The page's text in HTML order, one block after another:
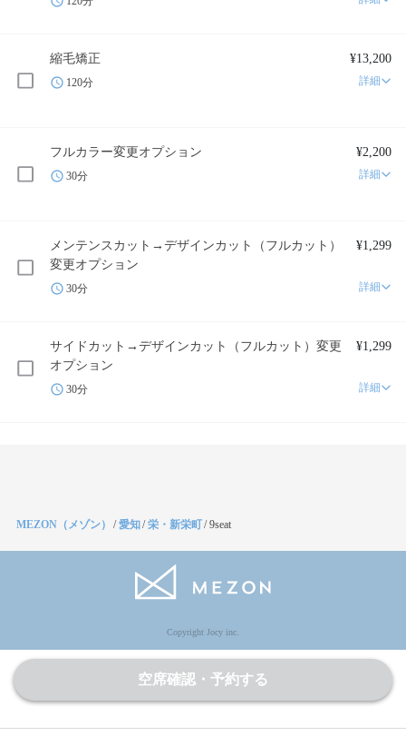
縮毛矯正 ¥13,200
120分 詳細
フルカラー変更オプション ¥2,200
30分 詳細
メンテンスカット→デザインカット（フルカット）
変更オプション
¥1,299
30分 詳細
サイドカット→デザインカット（フルカット）変更
オプション
¥1,299
30分 詳細
空席確認・予約する
MEZON（メゾン） /愛知/栄・新栄町/9seat
Copyright Jocy inc.